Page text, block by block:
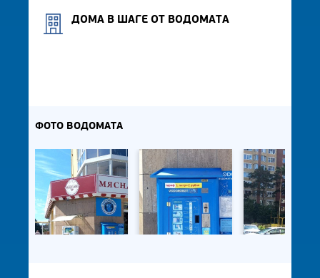
ДОМА В ШАГЕ ОТ ВОДОМАТА
ФОТО ВОДОМАТА